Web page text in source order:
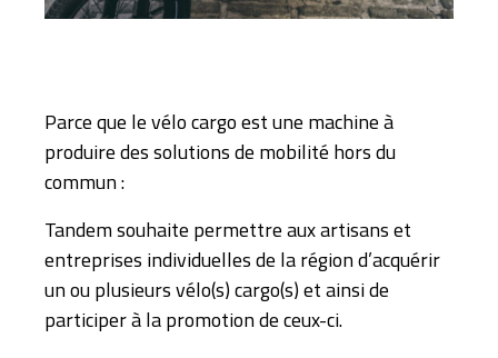
Parce que le vélo cargo est une machine à
produire des solutions de mobilité hors du
commun :
Tandem souhaite permettre aux artisans et
entreprises individuelles de la région d’acquérir
un ou plusieurs vélo(s) cargo(s) et ainsi de
participer à la promotion de ceux-ci.